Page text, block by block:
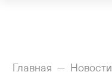
Рейсы
Главная Новости